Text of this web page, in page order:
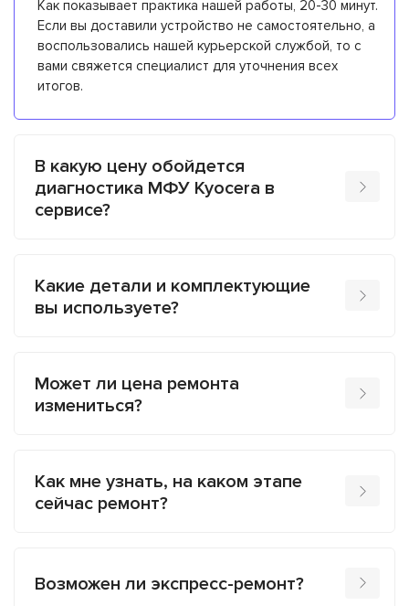
Как показывает практика нашей работы, 20-30 минут.
Если вы доставили устройство не самостоятельно, а
воспользовались нашей курьерской службой, то с
вами свяжется специалист для уточнения всех
итогов.
В какую цену обойдется
диагностика МФУ Kyocera в
сервисе?
Какие детали и комплектующие
вы используете?
Может ли цена ремонта
измениться?
Как мне узнать, на каком этапе
сейчас ремонт?
Возможен ли экспресс-ремонт?